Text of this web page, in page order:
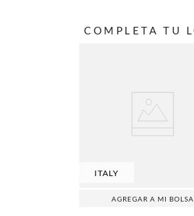
COMPLETA TU
ITALY
AGREGAR A MI BOLSA